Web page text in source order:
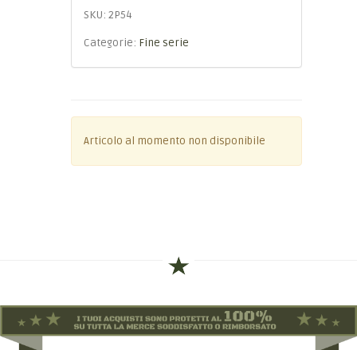
SKU: 2P54
Categorie: Fine serie
Articolo al momento non disponibile